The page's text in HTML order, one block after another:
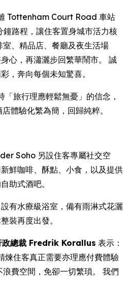
Tottenham Court Road 車站
路程，讓住客置身城市活力核
、精品店、餐廳及夜生活場
心，再瀟灑步回繁華鬧市。 誠
，奔向每個未知驚喜。
旅行理應輕鬆無憂」的信念，
體驗化繁為簡，回歸純粹。
Soho 另設住客專屬社交空
鮮咖啡、酥點、小食，以及提供
助式酒吧。
有水療級浴室，備有雨淋式花灑
裝再度出發。
總裁 Fredrik Korallus 表示：
煉住客真正需要亦理應付費體驗
費空間，免卻一切繁瑣。 我們